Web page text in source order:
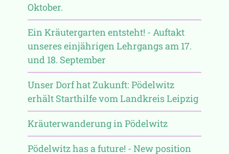
Oktober.
Ein Kräutergarten entsteht! - Auftakt
unseres einjährigen Lehrgangs am 17.
und 18. September
Unser Dorf hat Zukunft: Pödelwitz
erhält Starthilfe vom Landkreis Leipzig
Kräuterwanderung in Pödelwitz
Pödelwitz has a future! - New position